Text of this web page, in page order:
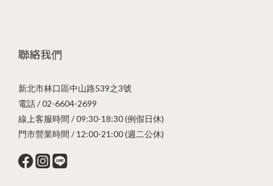
聯絡我們
新北市林口區中山路539之3號
電話 / 02-6604-2699
線上客服時間 / 09:30-18:30 (例假日休)
門市營業時間 / 12:00-21:00 (週二公休)